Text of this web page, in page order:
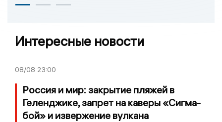
Интересные новости
08/08 23:00
Россия и мир: закрытие пляжей в
Геленджике, запрет на каверы «Сигма-
бой» и извержение вулкана